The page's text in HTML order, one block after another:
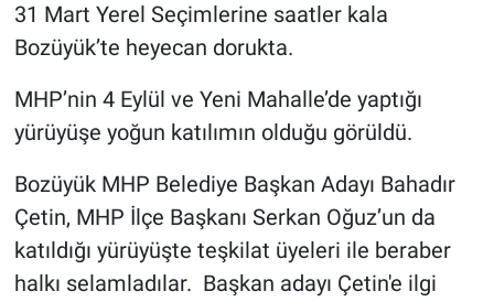
31 Mart Yerel Seçimlerine saatler kala
Bozüyük’te heyecan dorukta.
MHP’nin 4 Eylül ve Yeni Mahalle’de yaptığı
yürüyüşe yoğun katılımın olduğu görüldü.
Bozüyük MHP Belediye Başkan Adayı Bahadır
Çetin, MHP İlçe Başkanı Serkan Oğuz’un da
katıldığı yürüyüşte teşkilat üyeleri ile beraber
halkı selamladılar. Başkan adayı Çetin'e ilgi
Çevre
Yerel
Magazin
Bilim ve Teknoloji